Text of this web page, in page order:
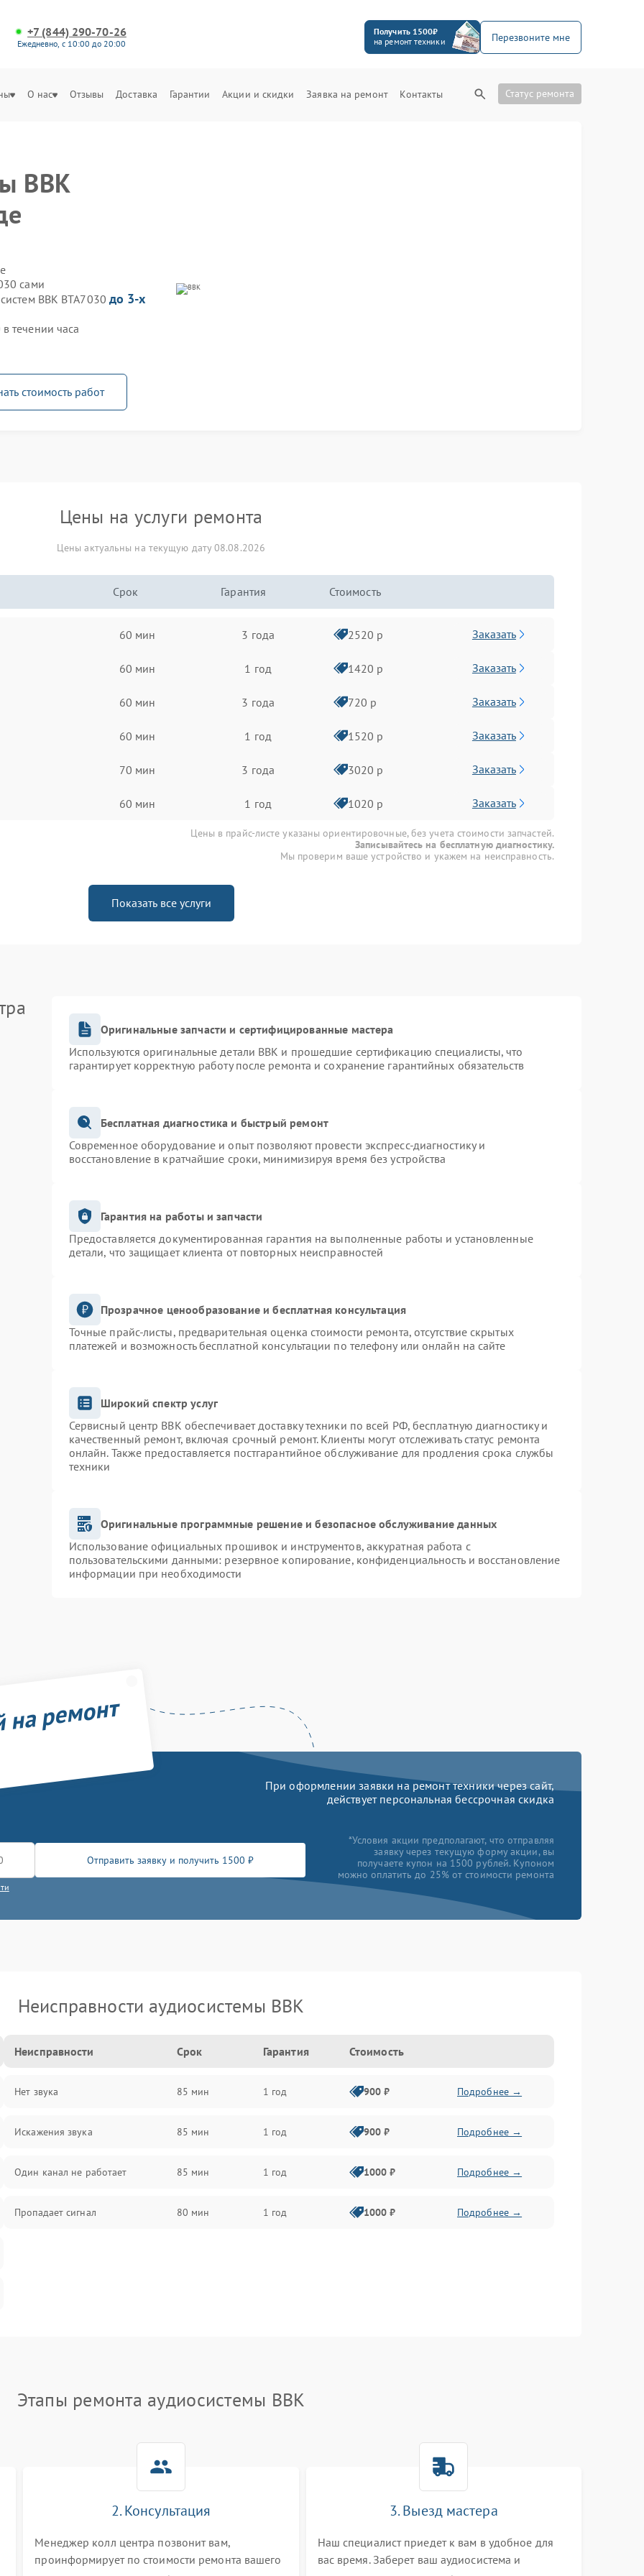
+7 (844) 290-70-26
Ежедневно, с 10:00 до 20:00
Получить 1500₽
на ремонт техники
Перезвоните мне
О нас Отзывы Доставка Гарантии Акции и скидки Заявка на ремонт Контакты Статус ремонта
BBK
сами
BBK BTA7030 до 3-х
течении часа
стоимость работ
Цены на услуги ремонта
Цены актуальны на текущую дату 08.08.2026
Срок Гарантия Стоимость
60 мин 3 года 2520 р Заказать
60 мин 1 год 1420 р Заказать
60 мин 3 года 720 р Заказать
60 мин 1 год 1520 р Заказать
70 мин 3 года 3020 р Заказать
60 мин 1 год 1020 р Заказать
Цены в прайс-листе указаны ориентировочные, без учета стоимости запчастей.
Записывайтесь на бесплатную диагностику.
Мы проверим ваше устройство и укажем на неисправность.
Показать все услуги
Оригинальные запчасти и сертифицированные мастера
Используются оригинальные детали BBK и прошедшие сертификацию специалисты, что
гарантирует корректную работу после ремонта и сохранение гарантийных обязательств
Бесплатная диагностика и быстрый ремонт
Современное оборудование и опыт позволяют провести экспресс-диагностику и
восстановление в кратчайшие сроки, минимизируя время без устройства
Гарантия на работы и запчасти
Предоставляется документированная гарантия на выполненные работы и установленные
детали, что защищает клиента от повторных неисправностей
Прозрачное ценообразование и бесплатная консультация
Точные прайс-листы, предварительная оценка стоимости ремонта, отсутствие скрытых
платежей и возможность бесплатной консультации по телефону или онлайн на сайте
Широкий спектр услуг
Сервисный центр BBK обеспечивает доставку техники по всей РФ, бесплатную диагностику и
качественный ремонт, включая срочный ремонт. Клиенты могут отслеживать статус ремонта
онлайн. Также предоставляется постгарантийное обслуживание для продления срока службы
техники
Оригинальные программные решение и безопасное обслуживание данных
Использование официальных прошивок и инструментов, аккуратная работа с
пользовательскими данными: резервное копирование, конфиденциальность и восстановление
информации при необходимости
ремонт
При оформлении заявки на ремонт техники через сайт,
действует персональная бессрочная скидка
Отправить заявку и получить 1500 ₽
*Условия акции предполагают, что отправляя
заявку через текущую форму акции, вы
получаете купон на 1500 рублей. Купоном
можно оплатить до 25% от стоимости ремонта
Неисправности аудиосистемы BBK
Неисправности Срок Гарантия Стоимость
Нет звука 85 мин 1 год 900 ₽ Подробнее →
Искажения звука 85 мин 1 год 900 ₽ Подробнее →
Один канал не работает 85 мин 1 год 1000 ₽ Подробнее →
Пропадает сигнал 80 мин 1 год 1000 ₽ Подробнее →
Этапы ремонта аудиосистемы BBK
2. Консультация
Менеджер колл центра позвонит вам,
проинформирует по стоимости ремонта вашего
3. Выезд мастера
Наш специалист приедет к вам в удобное для
вас время. Заберет ваш аудиосистема и